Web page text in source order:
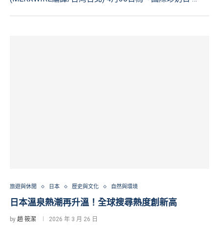
旅遊與休閒 日本 歷史與文化 自然與環境
日本溫泉熱潮再升溫！全球搜尋熱度創新高
by 趙 筱潔 2026 年 3 月 26 日